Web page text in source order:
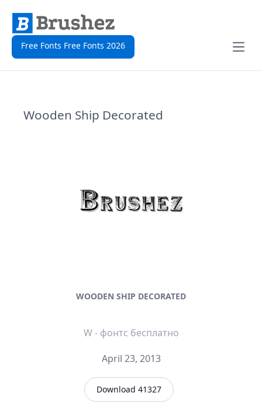
Free Fonts Free Fonts 2026
Open
Wooden Ship Decorated
WOODEN SHIP DECORATED
W - фонтс бесплатно
April 23, 2013
Download 41327